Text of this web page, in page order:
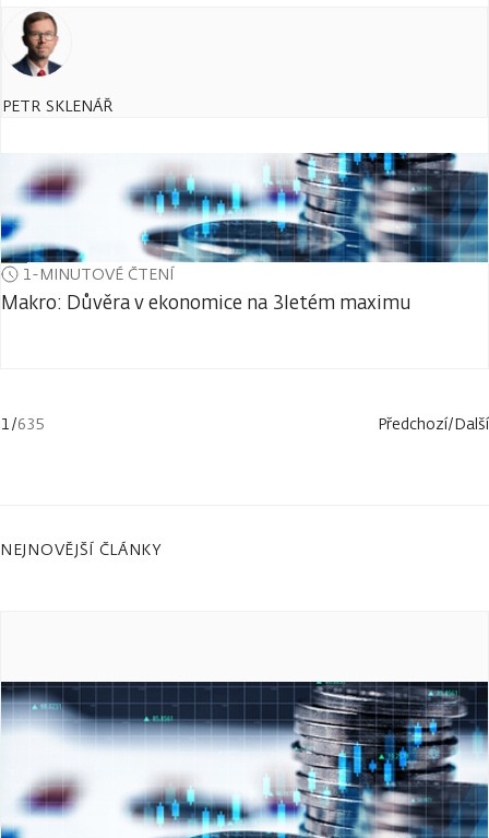
PETR SKLENÁŘ
1-MINUTOVÉ ČTENÍ
Makro: Důvěra v ekonomice na 3letém maximu
1/635 Předchozí/Další
NEJNOVĚJŠÍ ČLÁNKY